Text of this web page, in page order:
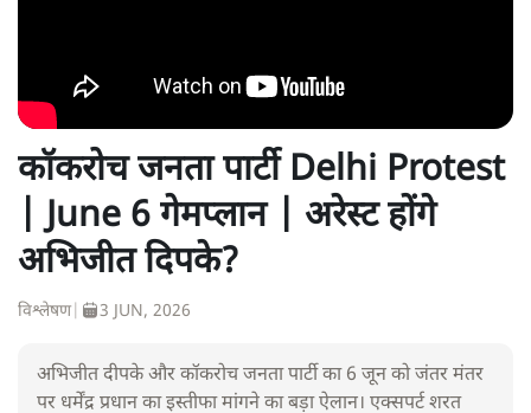
कॉकरोच जनता पार्टी Delhi Protest
| June 6 गेमप्लान | अरेस्ट होंगे
अभिजीत दिपके?
विश्लेषण| 3 JUN, 2026
अभिजीत दीपके और कॉकरोच जनता पार्टी का 6 जून को जंतर मंतर
पर धर्मेंद्र प्रधान का इस्तीफा मांगने का बड़ा ऐलान। एक्सपर्ट शरत